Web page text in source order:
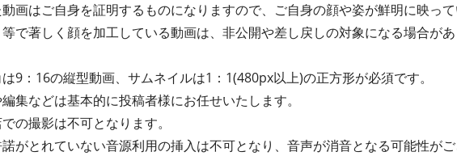
画はご自身を証明するものになりますので、ご自身の顔や姿が鮮明に映って
で著しく顔を加工している動画は、非公開や差し戻しの対象になる場合が
9：16の縦型動画、サムネイルは1：1(480px以上)の正方形が必須です。
集などは基本的に投稿者様にお任せいたします。
の撮影は不可となります。
がとれていない音源利用の挿入は不可となり、音声が消音となる可能性がご